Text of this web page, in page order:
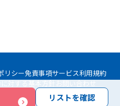
リストを確認
リシー免責事項サービス利用規約
対する基本方針 お問い合わせ